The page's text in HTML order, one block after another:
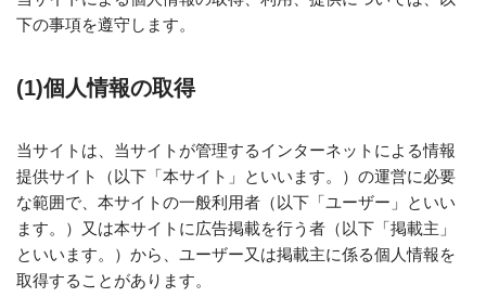
下の事項を遵守します。
(1)個人情報の取得
当サイトは、当サイトが管理するインターネットによる情報
提供サイト（以下「本サイト」といいます。）の運営に必要
な範囲で、本サイトの一般利用者（以下「ユーザー」といい
ます。）又は本サイトに広告掲載を行う者（以下「掲載主」
といいます。）から、ユーザー又は掲載主に係る個人情報を
取得することがあります。